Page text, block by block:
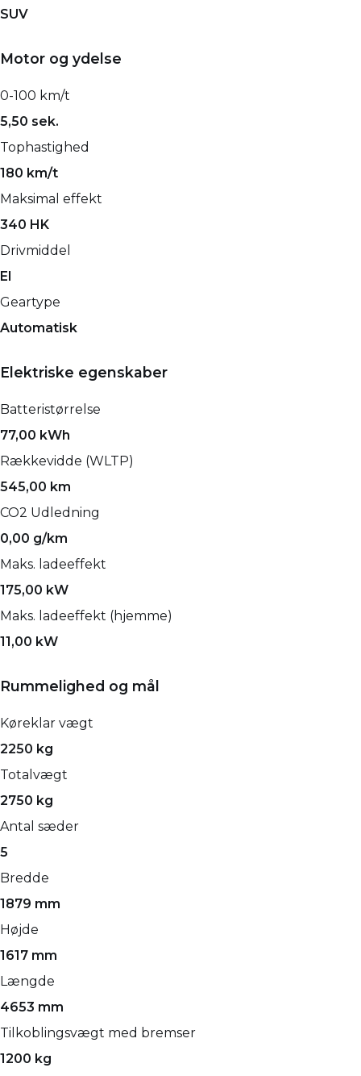
SUV
Motor og ydelse
0-100 km/t
5,50 sek.
Tophastighed
180 km/t
Maksimal effekt
340 HK
Drivmiddel
El
Geartype
Automatisk
Elektriske egenskaber
Batteristørrelse
77,00 kWh
Rækkevidde (WLTP)
545,00 km
CO2 Udledning
0,00 g/km
Maks. ladeeffekt
175,00 kW
Maks. ladeeffekt (hjemme)
11,00 kW
Rummelighed og mål
Køreklar vægt
2250 kg
Totalvægt
2750 kg
Antal sæder
5
Bredde
1879 mm
Højde
1617 mm
Længde
4653 mm
Tilkoblingsvægt med bremser
1200 kg